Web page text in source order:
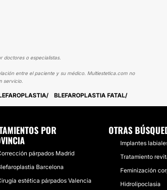
doctores o especialistas.
entre el paciente y su médico. Multiestetica.com no
servicio.
BLEFAROPLASTIA FATAL
POR
párpados Madrid
Barcelona
estética párpados Valencia
OTRAS
Implantes
Tratamiento
Feminización
Hidrolipoclasia